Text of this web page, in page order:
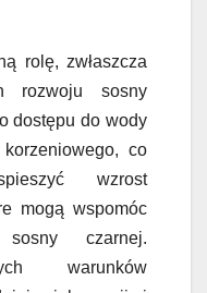
rolę, zwłaszcza
rozwoju sosny
dostępu do wody
co
wzrost
mogą wspomóc
sosny czarnej.
warunków